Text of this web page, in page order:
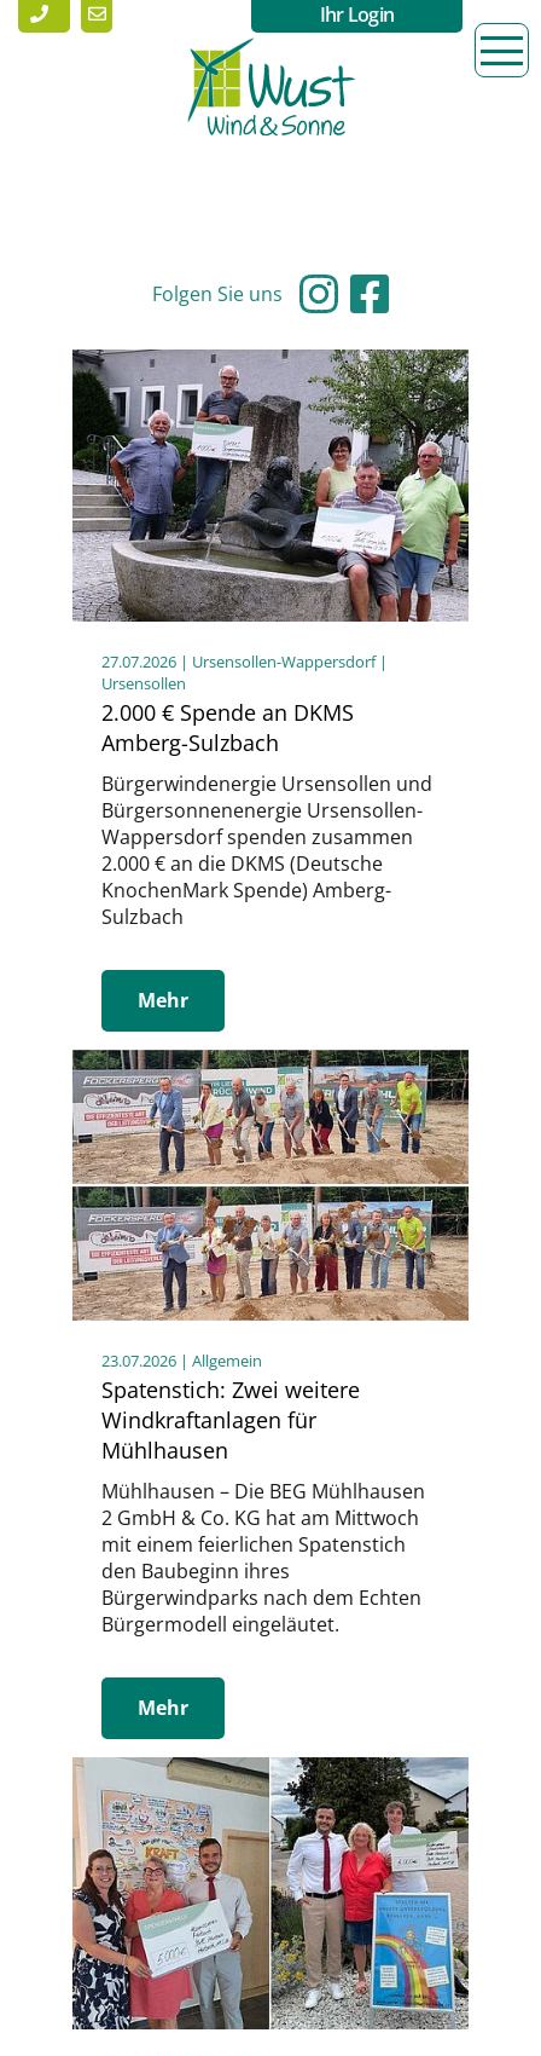
Ihr Login
Folgen Sie uns
27.07.2026 | Ursensollen-Wappersdorf |
Ursensollen
2.000 € Spende an DKMS
Amberg-Sulzbach
Bürgerwindenergie Ursensollen und
Bürgersonnenenergie Ursensollen-
Wappersdorf spenden zusammen
2.000 € an die DKMS (Deutsche
KnochenMark Spende) Amberg-
Sulzbach
Mehr
23.07.2026 | Allgemein
Spatenstich: Zwei weitere
Windkraftanlagen für
Mühlhausen
Mühlhausen – Die BEG Mühlhausen
2 GmbH & Co. KG hat am Mittwoch
mit einem feierlichen Spatenstich
den Baubeginn ihres
Bürgerwindparks nach dem Echten
Bürgermodell eingeläutet.
Mehr